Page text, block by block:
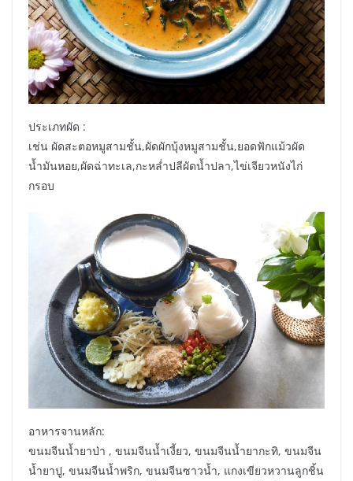
ประเภทผัด :
เช่น ผัดสะตอหมูสามชั้น,ผัดผักบุ้งหมูสามชั้น,ยอดฟักแม้วผัด
น้ำมันหอย,ผัดฉ่าทะเล,กะหล่ำปลีผัดน้ำปลา,ไข่เจียวหนังไก่
กรอบ
อาหารจานหลัก:
ขนมจีนน้ำยาป่า , ขนมจีนน้ำเงี้ยว, ขนมจีนน้ำยากะทิ, ขนมจีน
น้ำยาปู, ขนมจีนน้ำพริก, ขนมจีนซาวน้ำ, แกงเขียวหวานลูกชิ้น